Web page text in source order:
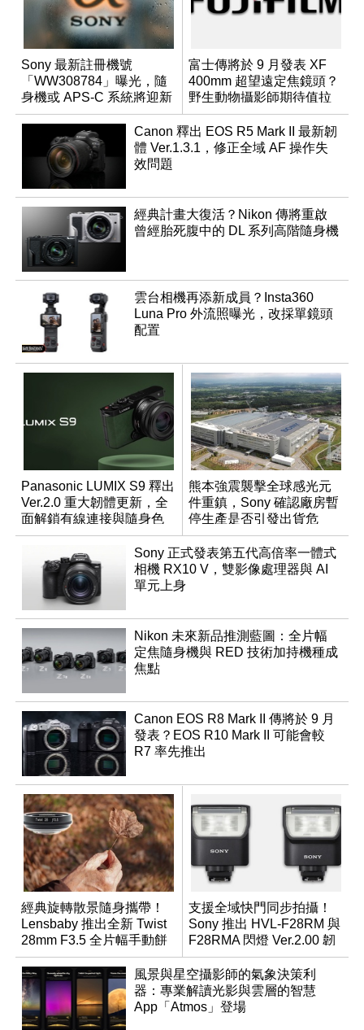
Sony 最新註冊機號
「WW308784」曝光，隨
身機或 APS-C 系統將迎新
成員？
富士傳將於 9 月發表 XF
400mm 超望遠定焦鏡頭？
野生動物攝影師期待值拉
滿
Canon 釋出 EOS R5 Mark II 最新韌
體 Ver.1.3.1，修正全域 AF 操作失
效問題
經典計畫大復活？Nikon 傳將重啟
曾經胎死腹中的 DL 系列高階隨身機
雲台相機再添新成員？Insta360
Luna Pro 外流照曝光，改採單鏡頭
配置
Panasonic LUMIX S9 釋出
Ver.2.0 重大韌體更新，全
面解鎖有線連接與隨身色
調編輯
熊本強震襲擊全球感光元
件重鎮，Sony 確認廠房暫
停生產是否引發出貨危
機？
Sony 正式發表第五代高倍率一體式
相機 RX10 V，雙影像處理器與 AI
單元上身
Nikon 未來新品推測藍圖：全片幅
定焦隨身機與 RED 技術加持機種成
焦點
Canon EOS R8 Mark II 傳將於 9 月
發表？EOS R10 Mark II 可能會較
R7 率先推出
經典旋轉散景隨身攜帶！
Lensbaby 推出全新 Twist
28mm F3.5 全片幅手動餅
乾鏡
支援全域快門同步拍攝！
Sony 推出 HVL-F28RM 與
F28RMA 閃燈 Ver.2.00 韌
體
風景與星空攝影師的氣象決策利
器：專業解讀光影與雲層的智慧
App「Atmos」登場